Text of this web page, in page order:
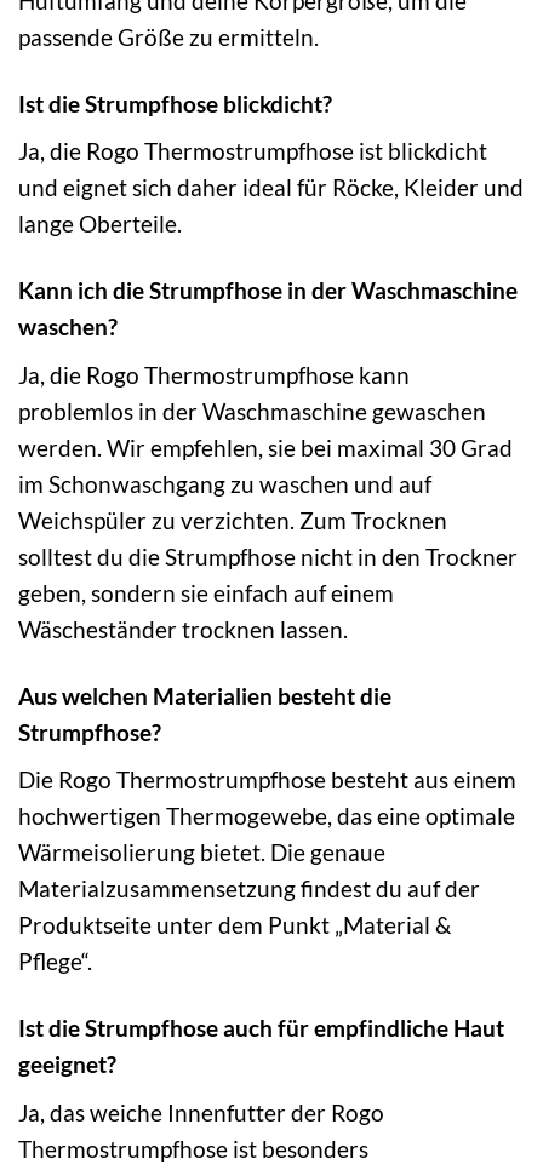
passende Größe zu ermitteln.
Ist die Strumpfhose blickdicht?
Ja, die Rogo Thermostrumpfhose ist blickdicht
und eignet sich daher ideal für Röcke, Kleider und
lange Oberteile.
Kann ich die Strumpfhose in der Waschmaschine
waschen?
Ja, die Rogo Thermostrumpfhose kann
problemlos in der Waschmaschine gewaschen
werden. Wir empfehlen, sie bei maximal 30 Grad
im Schonwaschgang zu waschen und auf
Weichspüler zu verzichten. Zum Trocknen
solltest du die Strumpfhose nicht in den Trockner
geben, sondern sie einfach auf einem
Wäscheständer trocknen lassen.
Aus welchen Materialien besteht die
Strumpfhose?
Die Rogo Thermostrumpfhose besteht aus einem
hochwertigen Thermogewebe, das eine optimale
Wärmeisolierung bietet. Die genaue
Materialzusammensetzung findest du auf der
Produktseite unter dem Punkt „Material &
Pflege“.
Ist die Strumpfhose auch für empfindliche Haut
geeignet?
Ja, das weiche Innenfutter der Rogo
Thermostrumpfhose ist besonders